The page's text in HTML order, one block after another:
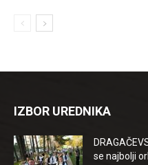
IZBOR UREDNIKA
se najbolji